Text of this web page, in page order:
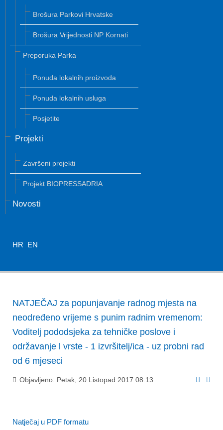
Brošura Parkovi Hrvatske
Brošura Vrijednosti NP Kornati
Preporuka Parka
Ponuda lokalnih proizvoda
Ponuda lokalnih usluga
Posjetite
Projekti
Završeni projekti
Projekt BIOPRESSADRIA
Novosti
HR EN
NATJEČAJ za popunjavanje radnog mjesta na
neodređeno vrijeme s punim radnim vremenom:
Voditelj pododsjeka za tehničke poslove i
održavanje l vrste - 1 izvršitelj/ica - uz probni rad
od 6 mjeseci
Objavljeno: Petak, 20 Listopad 2017 08:13
Natječaj u PDF formatu